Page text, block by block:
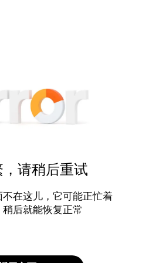
请稍后重试
在这儿，它可能正忙着
后就能恢复正常